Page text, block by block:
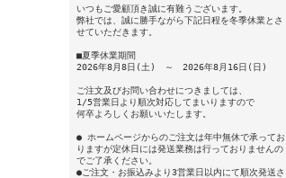
いつもご愛顧頂き誠に有難うございます。
弊社では、誠に勝手ながら下記日程を冬季休業とさ
せていただきます。
■夏季休業期間
2026年8月8日(土) ～ 2026年8月16日(日)
ご注文及びお問い合わせにつきましては、
1/5営業日より順次対応してまいりますので
何卒よろしくお願いいたします。
● ホームページからのご注文は年中無休で承ってお
りますが定休日には発送業務は行っておりませんの
でご了承ください。
●ご注文・お振込みより3営業日以内にて順次発送さ